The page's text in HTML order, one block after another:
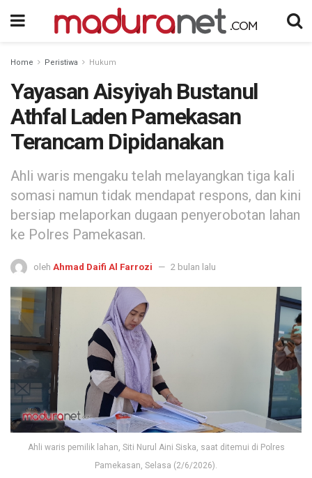
Home Peristiwa Hukum
Yayasan Aisyiyah Bustanul
Athfal Laden Pamekasan
Terancam Dipidanakan
Ahli waris mengaku telah melayangkan tiga kali
somasi namun tidak mendapat respons, dan kini
bersiap melaporkan dugaan penyerobotan lahan
ke Polres Pamekasan.
oleh Ahmad Daifi Al Farrozi 2 bulan lalu
Ahli waris pemilik lahan, Siti Nurul Aini Siska, saat ditemui di Polres
Pamekasan, Selasa (2/6/2026).